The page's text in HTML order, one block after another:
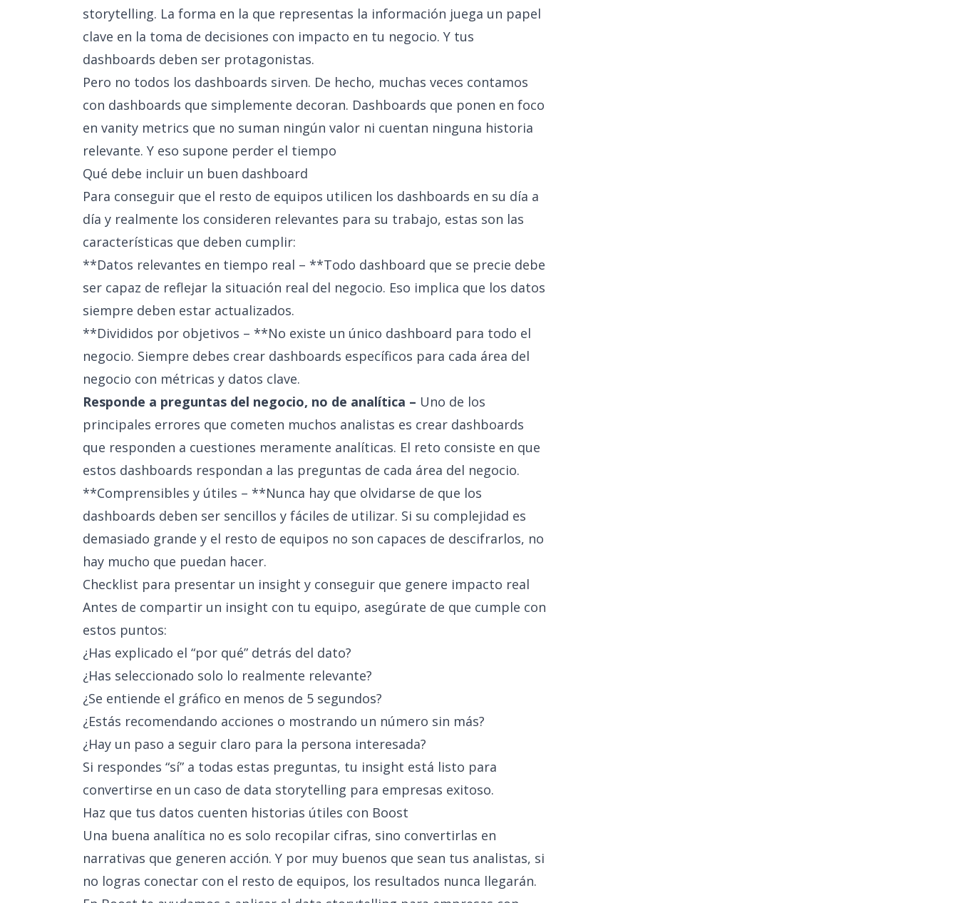
storytelling. La forma en la que representas la información juega un papel
clave en la toma de decisiones con impacto en tu negocio. Y tus
dashboards deben ser protagonistas.
Pero no todos los dashboards sirven. De hecho, muchas veces contamos
con dashboards que simplemente decoran. Dashboards que ponen en foco
en vanity metrics que no suman ningún valor ni cuentan ninguna historia
relevante. Y eso supone perder el tiempo
Qué debe incluir un buen dashboard
Para conseguir que el resto de equipos utilicen los dashboards en su día a
día y realmente los consideren relevantes para su trabajo, estas son las
características que deben cumplir:
**Datos relevantes en tiempo real – **Todo dashboard que se precie debe
ser capaz de reflejar la situación real del negocio. Eso implica que los datos
siempre deben estar actualizados.
**Divididos por objetivos – **No existe un único dashboard para todo el
negocio. Siempre debes crear dashboards específicos para cada área del
negocio con métricas y datos clave.
Responde a preguntas del negocio, no de analítica – Uno de los
principales errores que cometen muchos analistas es crear dashboards
que responden a cuestiones meramente analíticas. El reto consiste en que
estos dashboards respondan a las preguntas de cada área del negocio.
**Comprensibles y útiles – **Nunca hay que olvidarse de que los
dashboards deben ser sencillos y fáciles de utilizar. Si su complejidad es
demasiado grande y el resto de equipos no son capaces de descifrarlos, no
hay mucho que puedan hacer.
Checklist para presentar un insight y conseguir que genere impacto real
Antes de compartir un insight con tu equipo, asegúrate de que cumple con
estos puntos:
¿Has explicado el “por qué” detrás del dato?
¿Has seleccionado solo lo realmente relevante?
¿Se entiende el gráfico en menos de 5 segundos?
¿Estás recomendando acciones o mostrando un número sin más?
¿Hay un paso a seguir claro para la persona interesada?
Si respondes “sí” a todas estas preguntas, tu insight está listo para
convertirse en un caso de data storytelling para empresas exitoso.
Haz que tus datos cuenten historias útiles con Boost
Una buena analítica no es solo recopilar cifras, sino convertirlas en
narrativas que generen acción. Y por muy buenos que sean tus analistas, si
no logras conectar con el resto de equipos, los resultados nunca llegarán.